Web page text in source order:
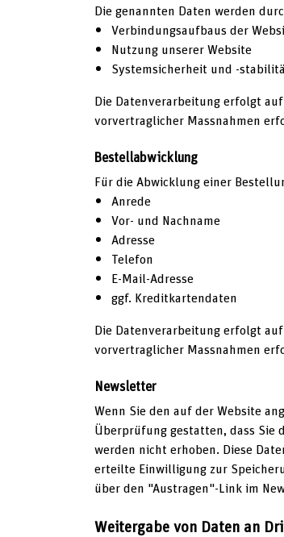
Die genannten Daten werden
Verbindungsaufbaus der
Nutzung unserer Website
Systemsicherheit und -
Die Datenverarbeitung erfolgt
vorvertraglicher Massnahmen
Bestellabwicklung
Für die Abwicklung einer
Anrede
Vor- und Nachname
Adresse
Telefon
E-Mail-Adresse
ggf. Kreditkartendaten
Die Datenverarbeitung erfolgt
vorvertraglicher Massnahmen
Newsletter
Wenn Sie den auf der Website
Überprüfung gestatten, dass Sie
werden nicht erhoben. Diese
erteilte Einwilligung zur
über den "Austragen"-Link im
Weitergabe von Daten an